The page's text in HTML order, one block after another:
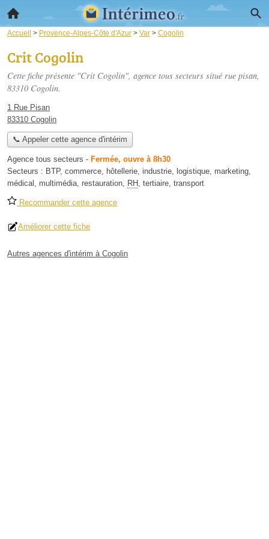
Accueil > Provence-Alpes-Côte d'Azur > Var > Cogolin
Crit Cogolin
Cette fiche présente "Crit Cogolin", agence tous secteurs situé rue pisan,
83310 Cogolin.
1 Rue Pisan
83310 Cogolin
📞 Appeler cette agence d'intérim
Agence tous secteurs - Fermée, ouvre à 8h30
Secteurs : BTP, commerce, hôtellerie, industrie, logistique, marketing,
médical , multimédia, restauration, RH , tertiaire, transport
Recommander cette agence
Améliorer cette fiche
Autres agences d'intérim à Cogolin